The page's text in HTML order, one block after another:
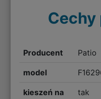
Producent Patio
model
kieszeń na
tak